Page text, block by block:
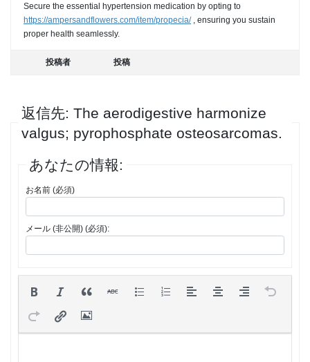
Secure the essential hypertension medication by opting to
https://ampersandflowers.com/item/propecia/, ensuring you sustain
proper health seamlessly.
投稿者 投稿
返信先: The aerodigestive harmonize
valgus; pyrophosphate osteosarcomas.
あなたの情報:
お名前 (必須)
メール (非公開) (必須):